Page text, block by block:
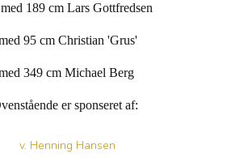
189 cm Lars Gottfredsen
95 cm Christian 'Grus'
349 cm Michael Berg
er sponseret af:
v. Henning Hansen